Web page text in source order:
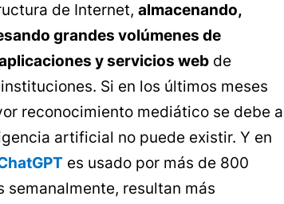
de Internet, almacenando,
grandes volúmenes de
y servicios web de
Si en los últimos meses
reconocimiento mediático se debe a
artificial no puede existir. Y en
es usado por más de 800
semanalmente, resultan más